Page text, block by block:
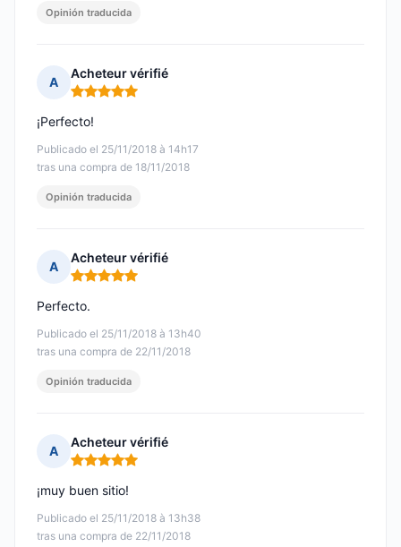
Opinión traducida
A
Acheteur vérifié
Nota: 5 de 5
Publicado el 25/11/2018 à 14h17
tras una compra de 18/11/2018
¡Perfecto!
Opinión traducida
A
Acheteur vérifié
Nota: 5 de 5
Publicado el 25/11/2018 à 13h40
tras una compra de 22/11/2018
Perfecto.
Opinión traducida
A
Acheteur vérifié
Nota: 5 de 5
Publicado el 25/11/2018 à 13h38
tras una compra de 22/11/2018
¡muy buen sitio!